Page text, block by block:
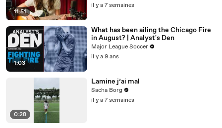
11:51
il y a 7 semaines
1:03
What has been ailing the Chicago Fire
in August? | Analyst's Den
Major League Soccer
il y a 9 ans
0:28
Lamine j’ai mal
Sacha Borg
il y a 7 semaines